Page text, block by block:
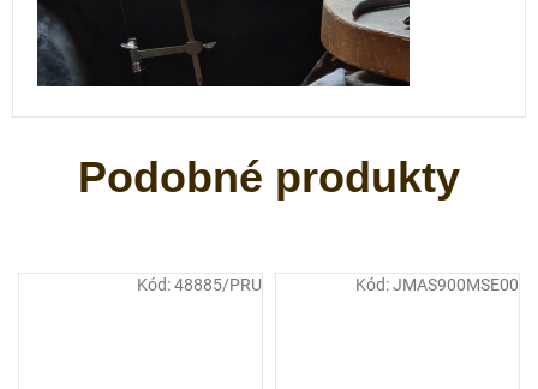
Kód:48885/PRU Kód:JMAS900MSE00